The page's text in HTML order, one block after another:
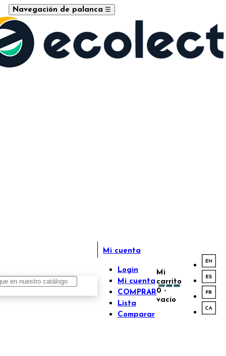
Navegación de palanca ☰
Mi cuenta
Login
Mi cuenta
COMPRAR
Lista
Comparar
Mi
carrito
0 -
vacío